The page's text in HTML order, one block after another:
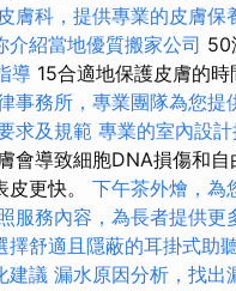
膚科，提供專業的皮膚保
介紹當地優質搬家公司 50
導 15合適地保護皮膚的時
事務所，專業團隊為您提
求及規範 專業的室內設
會導致細胞DNA損傷和自
皮更快。 下午茶外燴，為
服務內容，為長者提供更
擇舒適且隱蔽的耳掛式助
建議 漏水原因分析，找出